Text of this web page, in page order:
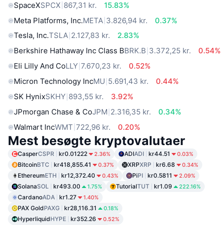
SpaceXSPCX 867,31 kr.
15.83%
Meta Platforms, Inc.META 3.826,94 kr.
0.37%
Tesla, Inc.TSLA 2.127,83 kr.
2.83%
Berkshire Hathaway Inc Class BBRK.B 3.372,25 kr.
0.54%
Eli Lilly And CoLLY 7.670,23 kr.
0.52%
Micron Technology IncMU 5.691,43 kr.
0.44%
SK HynixSKHY 893,55 kr.
3.92%
JPmorgan Chase & CoJPM 2.316,35 kr.
0.34%
Walmart IncWMT 722,96 kr. 0.20%
Mest besøgte kryptovalutaer
CasperCSPR kr0.01222 2.36% ADIADI kr44.51 0.03%
BitcoinBTC kr418,855.41 0.37% XRPXRP kr6.68 0.34%
EthereumETH kr12,372.40 0.43% PiPI kr0.5811 2.09%
SolanaSOL kr493.00 1.75% TutorialTUT kr1.09 222.16%
CardanoADA kr1.27 1.40%
PAX GoldPAXG kr28,116.31 0.18%
HyperliquidHYPE kr352.26 0.52%